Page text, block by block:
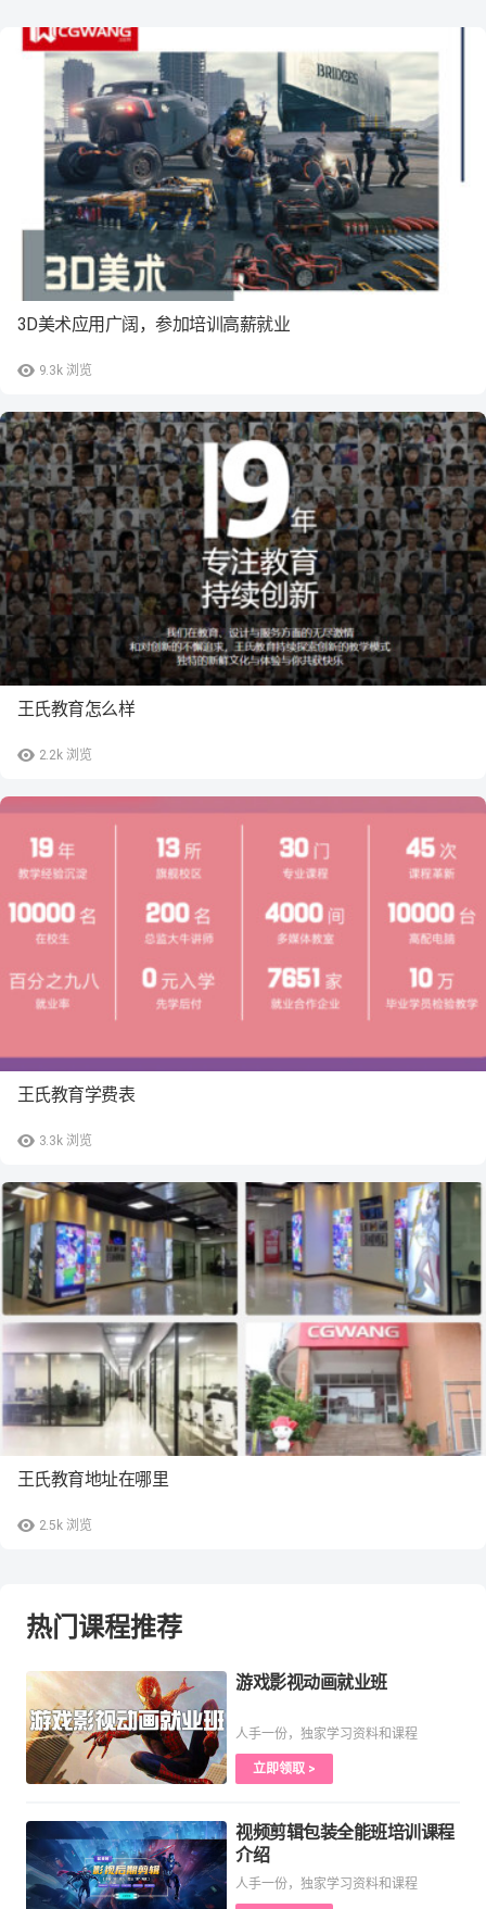
9.3k 浏览
3D美术应用广阔，参加培训高薪就业
2.2k 浏览
王氏教育怎么样
3.3k 浏览
王氏教育学费表
2.5k 浏览
王氏教育地址在哪里
热门课程推荐
游戏影视动画就业班
人手一份，独家学习资料和课程
立即领取 >
视频剪辑包装全能班培训课程
介绍
人手一份，独家学习资料和课程